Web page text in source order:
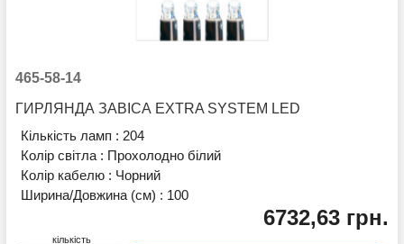
465-58-14
ГИРЛЯНДА ЗАВІСА EXTRA SYSTEM LED
Кількість ламп : 204
Колір світла : Прохолодно білий
Колір кабелю : Чорний
Ширина/Довжина (см) : 100
6732,63 грн.
кількість